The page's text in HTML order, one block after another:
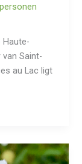
Haute-
van Saint-
au Lac ligt